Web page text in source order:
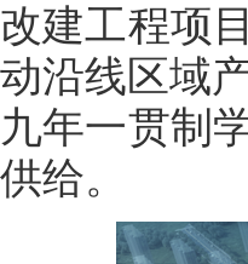
改建工程项
动沿线区域
九年一贯制
供给。